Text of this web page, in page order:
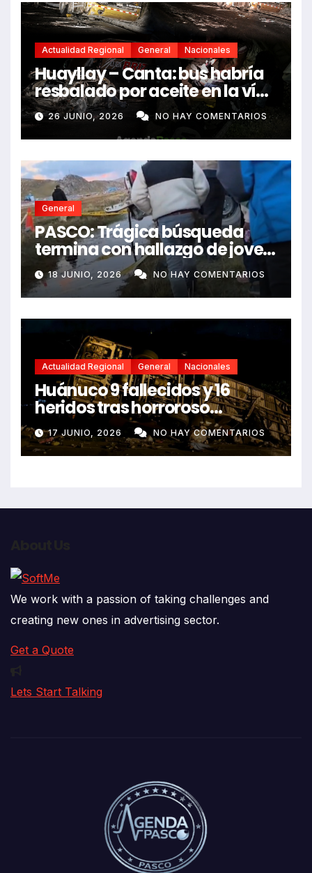
Actualidad Regional General Nacionales
Huayllay – Canta: bus habría
resbalado por aceite en la vía
e impactó auto siniestrado
dejando dos fallecidos
26 JUNIO, 2026 NO HAY COMENTARIOS
General
PASCO: Trágica búsqueda
termina con hallazgo de joven
sin vida en Rancas
18 JUNIO, 2026 NO HAY COMENTARIOS
Actualidad Regional General Nacionales
Huánuco 9 fallecidos y 16
heridos tras horroroso
despiste de bus Real Chancas
que impactó contra vivienda
17 JUNIO, 2026 NO HAY COMENTARIOS
We work with a passion of taking challenges and
creating new ones in advertising sector.
Get a Quote
Lets Start Talking